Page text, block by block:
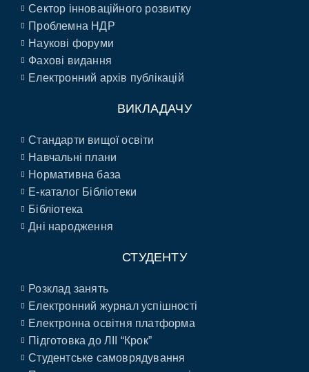
Сектор інноваційного розвитку
Проблемна НДР
Наукові форуми
Фахові видання
Електронний архів публікацій
ВИКЛАДАЧУ
Стандарти вищої освіти
Навчальні плани
Нормативна база
E-каталог Бібліотеки
Бібліотека
Дні народження
СТУДЕНТУ
Розклад занять
Електронний журнал успішності
Електронна освітня платформа
Підготовка до ЛІІ “Крок”
Студентське самоврядування